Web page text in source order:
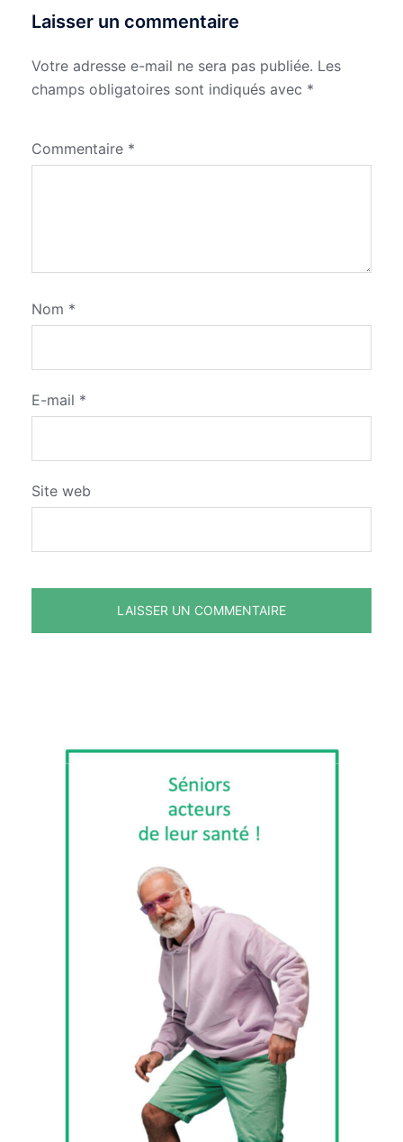
Laisser un commentaire
Votre adresse e-mail ne sera pas publiée. Les
champs obligatoires sont indiqués avec *
Commentaire *
Nom *
E-mail *
Site web